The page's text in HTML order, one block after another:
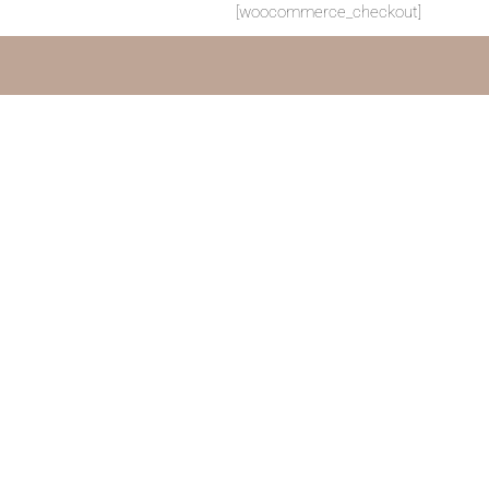
[woocommerce_checkout]